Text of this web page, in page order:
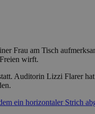
Auditorin Lizzi Flarer